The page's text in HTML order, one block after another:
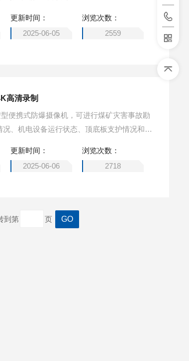
更新时间：
2025-06-05
浏览次数：
2559
高清录制
便携式防爆摄像机，可进行煤矿灾害事故勘
、机电设备运行状态、顶底板支护情况和地
更新时间：
2025-06-06
浏览次数：
2718
到第 页